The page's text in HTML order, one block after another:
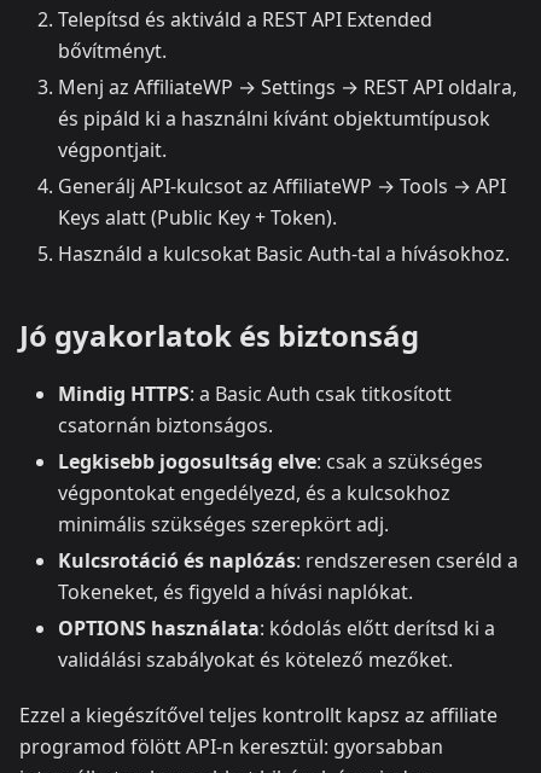
Telepítsd és aktiváld a REST API Extended
bővítményt.
Menj az AffiliateWP → Settings → REST API oldalra,
és pipáld ki a használni kívánt objektumtípusok
végpontjait.
Generálj API-kulcsot az AffiliateWP → Tools → API
Keys alatt (Public Key + Token).
Használd a kulcsokat Basic Auth-tal a hívásokhoz.
Jó gyakorlatok és biztonság
Mindig HTTPS: a Basic Auth csak titkosított
csatornán biztonságos.
Legkisebb jogosultság elve: csak a szükséges
végpontokat engedélyezd, és a kulcsokhoz
minimális szükséges szerepkört adj.
Kulcsrotáció és naplózás: rendszeresen cseréld a
Tokeneket, és figyeld a hívási naplókat.
OPTIONS használata: kódolás előtt derítsd ki a
validálási szabályokat és kötelező mezőket.
Ezzel a kiegészítővel teljes kontrollt kapsz az affiliate
programod fölött API-n keresztül: gyorsabban